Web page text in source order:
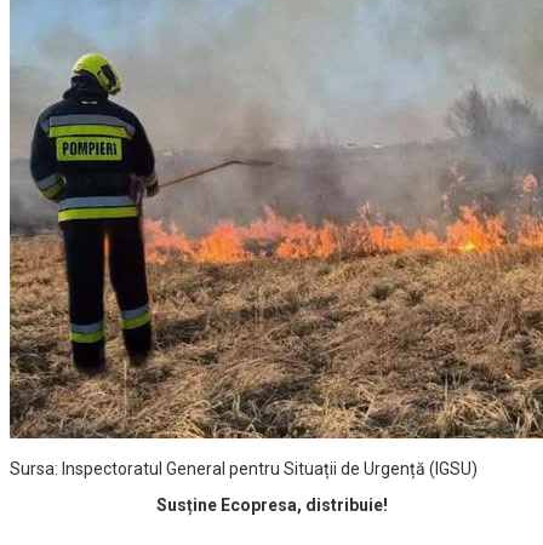
Sursa: Inspectoratul General pentru Situații de Urgență (IGSU)
Susține Ecopresa, distribuie!